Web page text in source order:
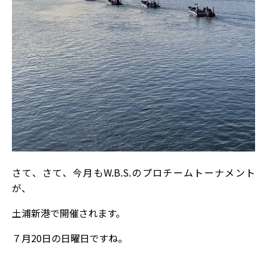
さて、さて、今月もW.B.S.のプロチームトーナメント
が、
土浦新港で開催されます。
７月20日の日曜日ですね。